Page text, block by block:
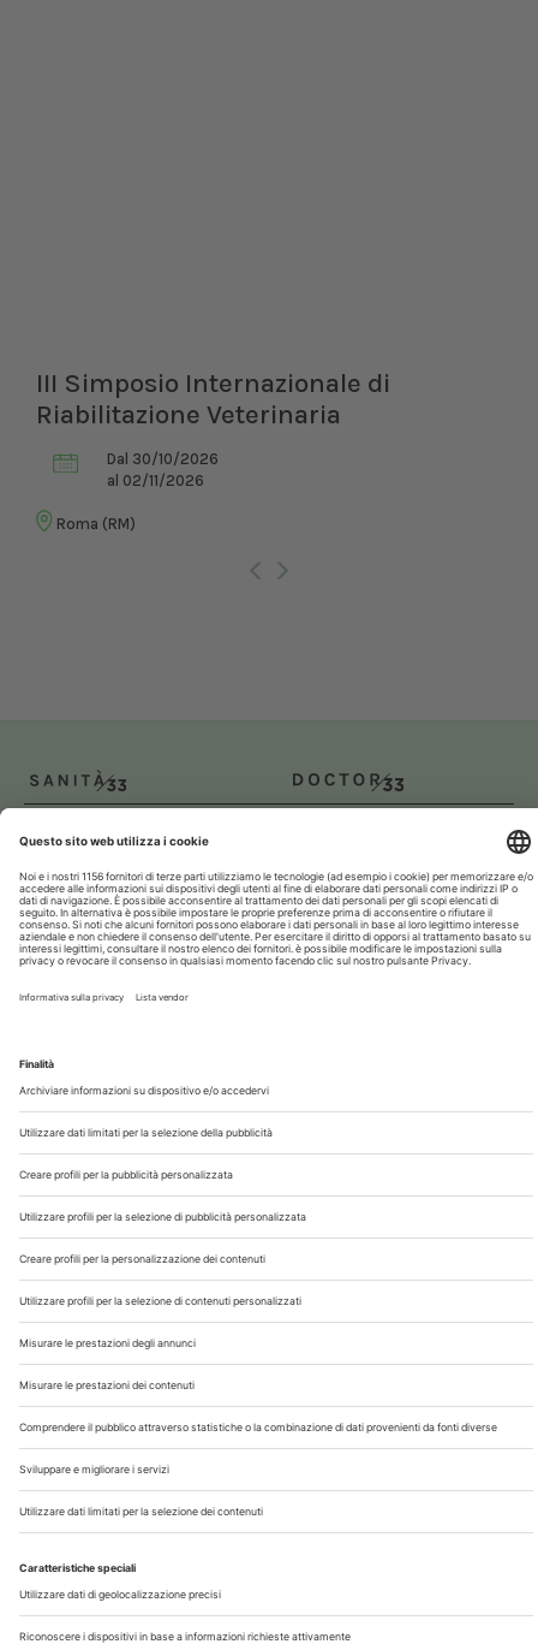
III Simposio Internazionale di
Riabilitazione Veterinaria
Dal 30/10/2026
al 02/11/2026
Roma (RM)
Chi Siamo
Contatti
Note Legali
Privacy
©2026 Edra S.p.a | www.edraspa.it | P.iva 08056040960
| Tel. 02/881841 | Sede legale: Viale Enrico Forlanini 21 -